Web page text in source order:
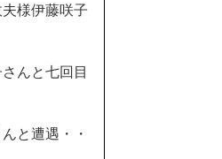
様伊藤咲子
んと七回目
と遭遇・・